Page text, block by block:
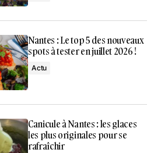
Nantes : Le top 5 des nouveaux
spots à tester en juillet 2026 !
Actu
Canicule à Nantes : les glaces
les plus originales pour se
rafraîchir